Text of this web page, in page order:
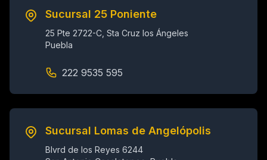
Sucursal 25 Poniente
25 Pte 2722-C, Sta Cruz los Ángeles
Puebla
222 9535 595
Sucursal Lomas de Angelópolis
Blvrd de los Reyes 6244